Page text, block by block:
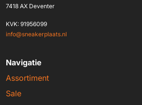
7418 AX Deventer
KVK: 91956099
info@sneakerplaats.nl
Navigatie
Assortiment
Sale